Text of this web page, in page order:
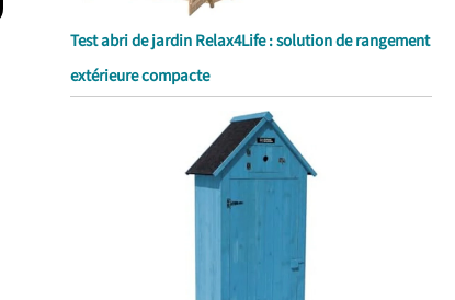
Test abri de jardin Relax4Life : solution de rangement
extérieure compacte